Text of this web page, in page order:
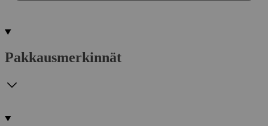
Pakkausmerkinnät